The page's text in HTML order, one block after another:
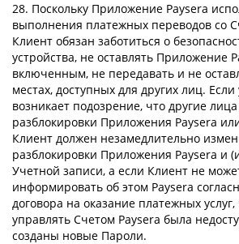
28. Поскольку Приложение Paysera
выполнения платежных переводов со
Клиент обязан заботиться о
устройства, не оставлять Приложение
включенным, не передавать и не
местах, доступных для других лиц.
возникает подозрение, что другие
разблокировки Приложения Paysera
Клиент должен незамедлительно
разблокировки Приложения Paysera и
Учетной записи, а если Клиент не
информировать об этом Paysera
договора на оказание платежных
управлять Счетом Paysera была
созданы новые Пароли.